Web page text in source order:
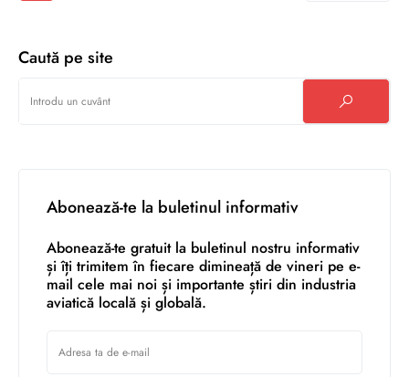
Caută pe site
Abonează-te la buletinul informativ
Abonează-te gratuit la buletinul nostru informativ
și îți trimitem în fiecare dimineață de vineri pe e-
mail cele mai noi și importante știri din industria
aviatică locală și globală.